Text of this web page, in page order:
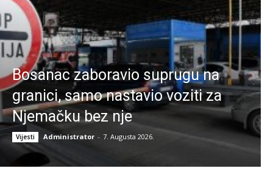
Bosanac zaboravio suprugu na
granici, samo nastavio voziti za
Njemačku bez nje
Vijesti Administrator - 7. Augusta 2026.